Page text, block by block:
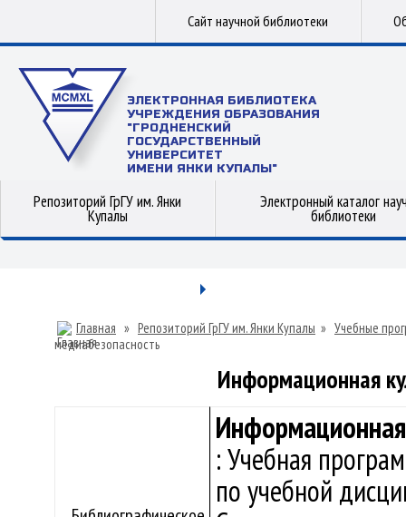
Сайт научной библиотеки
ЭЛЕКТРОННАЯ БИБЛИОТЕКА
УЧРЕЖДЕНИЯ ОБРАЗОВАНИЯ
"ГРОДНЕНСКИЙ
ГОСУДАРСТВЕННЫЙ
УНИВЕРСИТЕТ
ИМЕНИ ЯНКИ КУПАЛЫ"
Репозиторий ГрГУ им. Янки
Купалы
Электронный каталог
библиотеки
Главная » Репозиторий ГрГУ им. Янки Купалы » Учебные
медиабезопасность
Информационная
: Учебная
по учебной